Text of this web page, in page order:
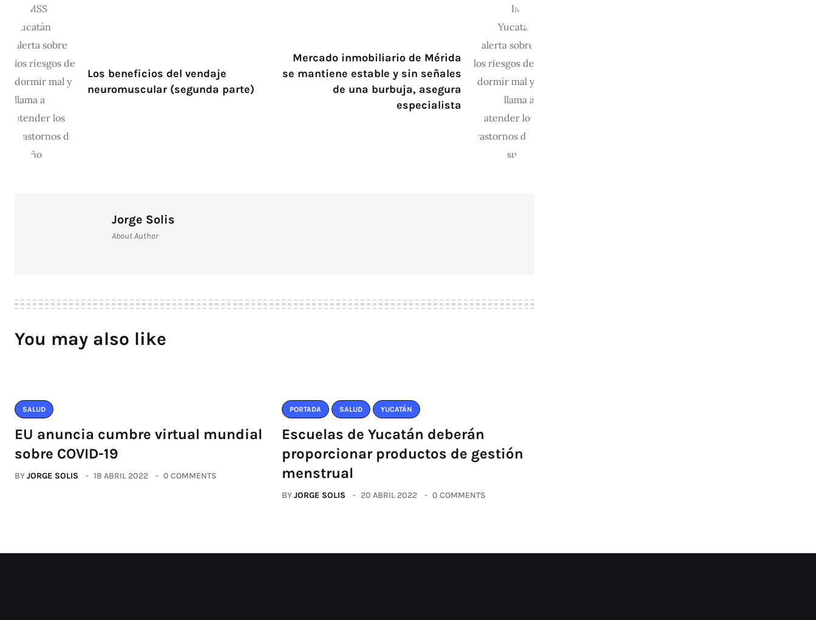
Los beneficios del vendaje
neuromuscular (segunda parte)
Mercado inmobiliario de Mérida
se mantiene estable y sin señales
de una burbuja, asegura
especialista
Jorge Solis
About Author
You may also like
SALUD
EU anuncia cumbre virtual mundial
sobre COVID-19
BYJORGE SOLIS 18 ABRIL 2022 0 COMMENTS
PORTADA SALUD YUCATÁN
Escuelas de Yucatán deberán
proporcionar productos de gestión
menstrual
BYJORGE SOLIS 20 ABRIL 2022 0 COMMENTS